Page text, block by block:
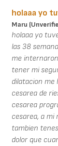
holaaa yo
Maru
holaaa yo
las 38
me
tener mi
dilatacion me
cesarea de
cesarea
cesarea, a
tambien
dolor que